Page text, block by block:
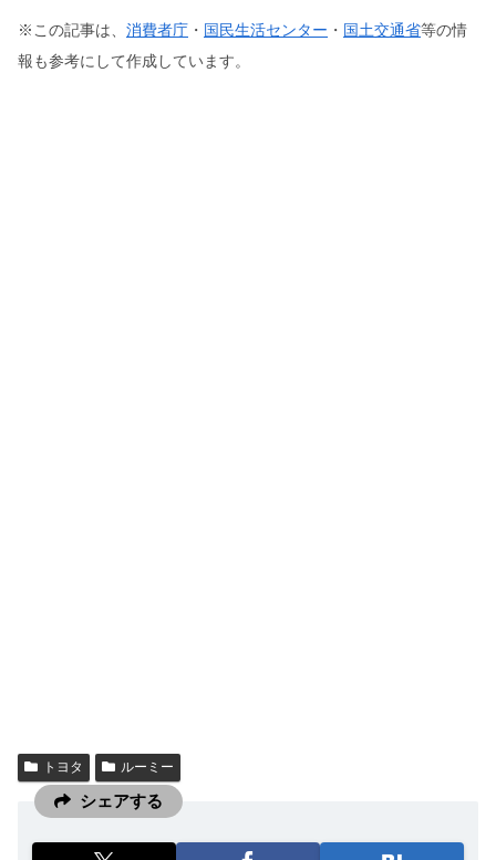
※この記事は、 消費者庁 ・ 国民生活センター ・ 国土交通省等の情
報も参考にして作成しています。
トヨタ ルーミー
シェアする